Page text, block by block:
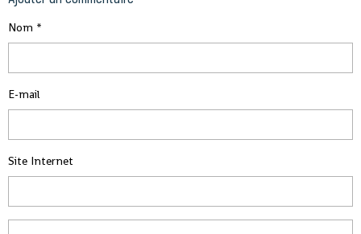
Nom
E-mail
Site Internet